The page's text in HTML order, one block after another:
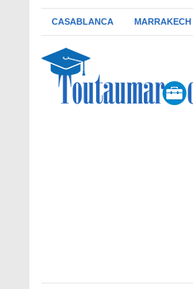
CASABLANCA MARRAKECH